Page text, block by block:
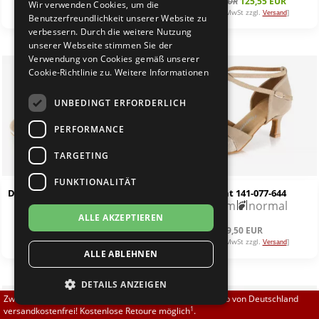
Brautschuhe
Sneaker
Übergrößen 43-44
Flexerinas
Merlet
Nueva Epoca
RayRose
Rummos
Rumpf
TopTanz
] [inkl. 19% MwSt zzgl. Versand]
1,5 cm normal
139,50 EUR
[inkl. 19% MwSt zzgl.Versand]
Diamant 141-077-644
5,0 cm normal
139,50 EUR
[inkl. 19% MwSt zzgl. Versand]
Zwischen 70,00 EUR und 800,00 EUR liefern wir innerhalb von Deutschland
versandkostenfrei! Kostenlose Retoure möglich1.
Wir verwenden Cookies, um die
Benutzerfreundlichkeit unserer Website zu
verbessern. Durch die weitere Nutzung
unserer Webseite stimmen Sie der
Verwendung von Cookies gemäß unserer
Cookie-Richtlinie zu. Weitere Informationen
UNBEDINGT ERFORDERLICH
PERFORMANCE
TARGETING
FUNKTIONALITÄT
ALLE AKZEPTIEREN
ALLE ABLEHNEN
DETAILS ANZEIGEN